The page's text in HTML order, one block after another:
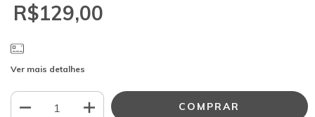
R$129,00
Ver mais detalhes